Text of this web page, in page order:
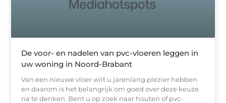
De voor- en nadelen van pvc-vloeren leggen in
uw woning in Noord-Brabant
Van een nieuwe vloer wilt u jarenlang plezier hebben
en daarom is het belangrijk om goed over deze keuze
na te denken. Bent u op zoek naar houten of pvc-